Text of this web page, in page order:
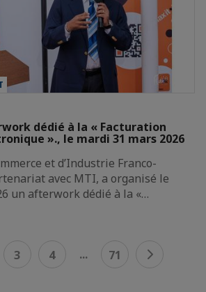
dédié à la « Facturation
»., le mardi 31 mars 2026
et d’Industrie Franco-
avec MTI, a organisé le
un afterwork dédié à la «…
3 4 ... 71